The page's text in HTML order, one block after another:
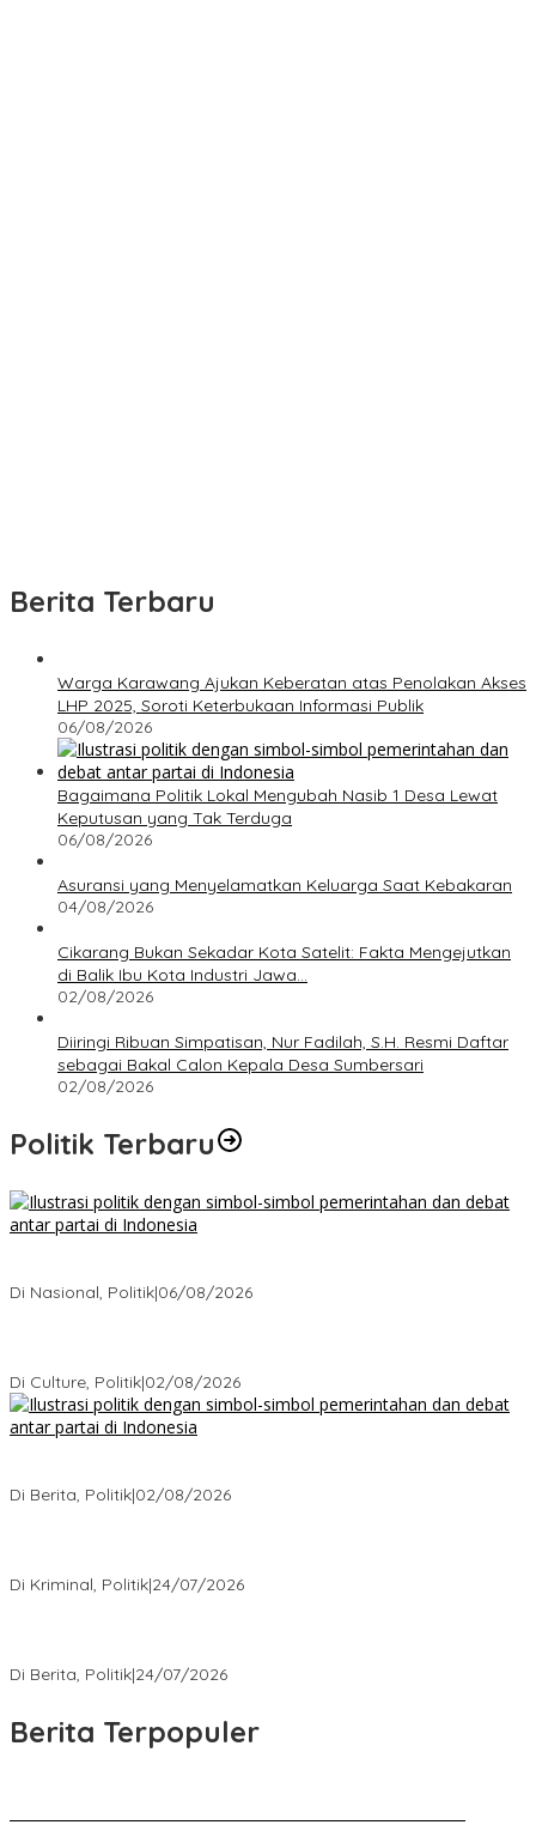
Berita Terbaru
Warga Karawang Ajukan Keberatan atas Penolakan Akses
LHP 2025, Soroti Keterbukaan Informasi Publik
06/08/2026
Bagaimana Politik Lokal Mengubah Nasib 1 Desa Lewat
Keputusan yang Tak Terduga
06/08/2026
Asuransi yang Menyelamatkan Keluarga Saat Kebakaran
04/08/2026
Cikarang Bukan Sekadar Kota Satelit: Fakta Mengejutkan
di Balik Ibu Kota Industri Jawa…
02/08/2026
Diiringi Ribuan Simpatisan, Nur Fadilah, S.H. Resmi Daftar
sebagai Bakal Calon Kepala Desa Sumbersari
02/08/2026
Politik Terbaru
Di Nasional, Politik|06/08/2026
Di Culture, Politik|02/08/2026
Di Berita, Politik|02/08/2026
Di Kriminal, Politik|24/07/2026
Di Berita, Politik|24/07/2026
Berita Terpopuler